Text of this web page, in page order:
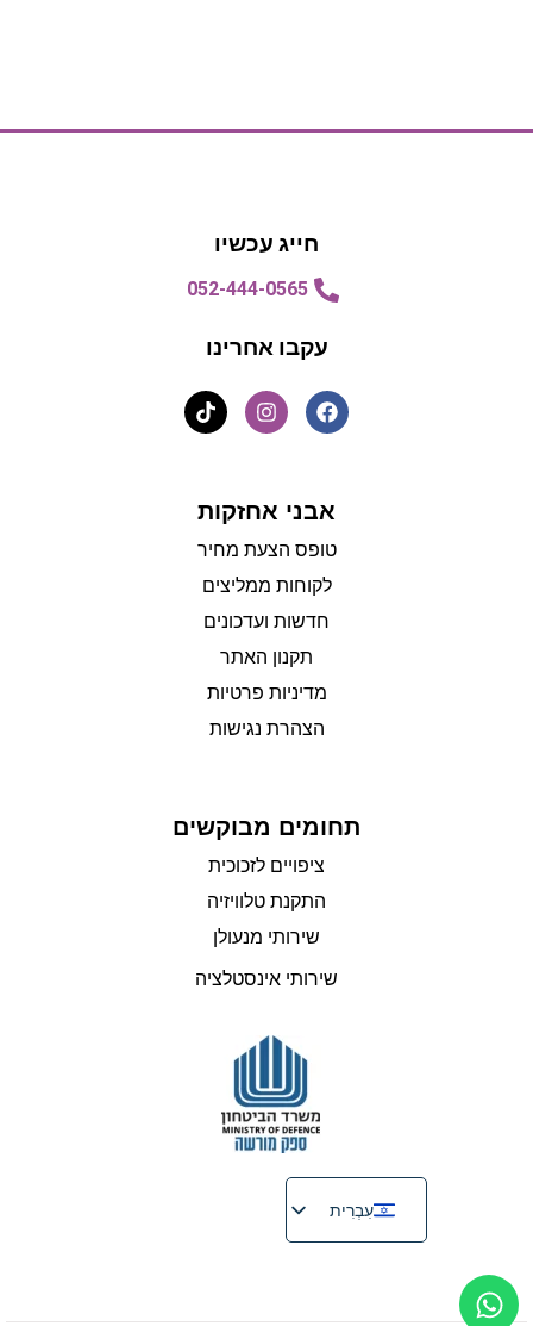
חייג עכשיו
052-444-0565
עקבו אחרינו
אבני אחזקות
טופס הצעת מחיר
לקוחות ממליצים
חדשות ועדכונים
תקנון האתר
מדיניות פרטיות
הצהרת נגישות
תחומים מבוקשים
ציפויים לזכוכית
התקנת טלוויזיה
שירותי מנעולן
שירותי אינסטלציה
עִבְרִית
English